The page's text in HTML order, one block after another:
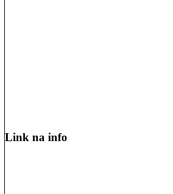
Link na info